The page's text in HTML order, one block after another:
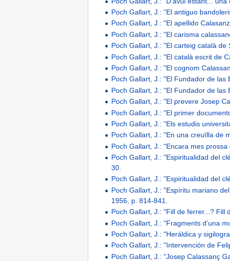
Poch Gallart, J.: "El antiguo
Poch Gallart, J.: "El apellido
Poch Gallart, J.: "El carisma
Poch Gallart, J.: "El carteig català
Poch Gallart, J.: "El català escrit de
Poch Gallart, J.: "El cognom
Poch Gallart, J.: "El Fundador de
Poch Gallart, J.: "El Fundador de
Poch Gallart, J.: "El prevere Josep
Poch Gallart, J.: "El primer
Poch Gallart, J.: "Els estudis
Poch Gallart, J.: "En una creuïlla de
Poch Gallart, J.: "Encara mes
Poch Gallart, J.: "Espiritualidad del
30.
Poch Gallart, J.: "Espiritualidad del
Poch Gallart, J.: "Espíritu mariano
1956, p. 814-841.
Poch Gallart, J.: "Fill de ferrer...? Fill
Poch Gallart, J.: "Fragments d’una
Poch Gallart, J.: "Heráldica y
Poch Gallart, J.: "Intervención de
Poch Gallart, J.: "Josep Calassanç